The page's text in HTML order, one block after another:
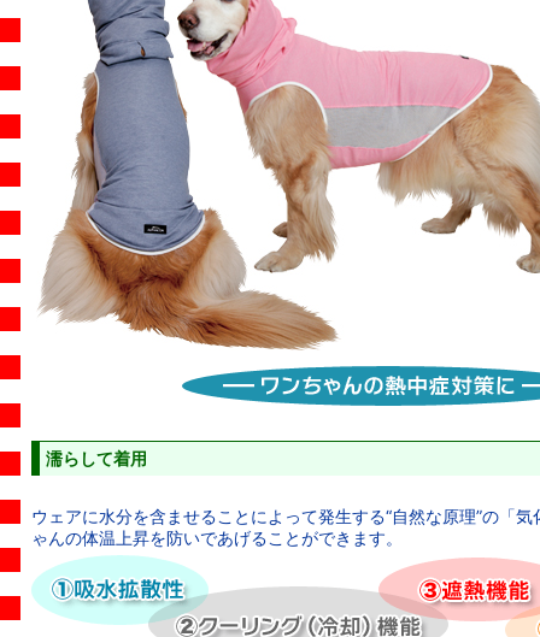
濡らして着用
ウェアに水分を含ませることによって発生する“自然な原理”の「
ゃんの体温上昇を防いであげることができます。